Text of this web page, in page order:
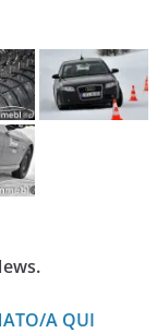
A QUI